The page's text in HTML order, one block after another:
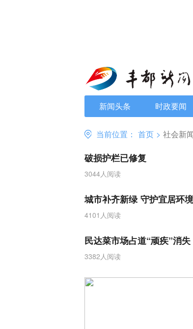
新闻头条 时政要闻
当前位置： 首页 > 社会新
破损护栏已修复
3044人阅读
城市补齐新绿 守护宜居环境
4101人阅读
民达菜市场占道“顽疾”消失
3382人阅读